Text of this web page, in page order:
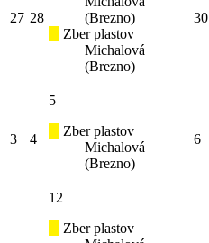
27 28
(Brezno)
Zber plastov
Michalová
(Brezno)
30
3 4
5
Zber plastov
Michalová
(Brezno)
6
12
Zber plastov